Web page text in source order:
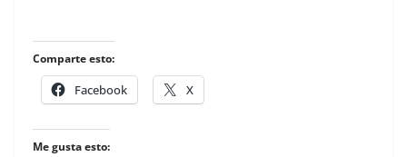
Comparte esto:
Facebook X
Me gusta esto: